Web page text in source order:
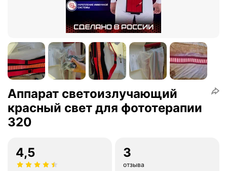
Аппарат светоизлучающий
красный свет для фототерапии
320
4,5 3
отзыва